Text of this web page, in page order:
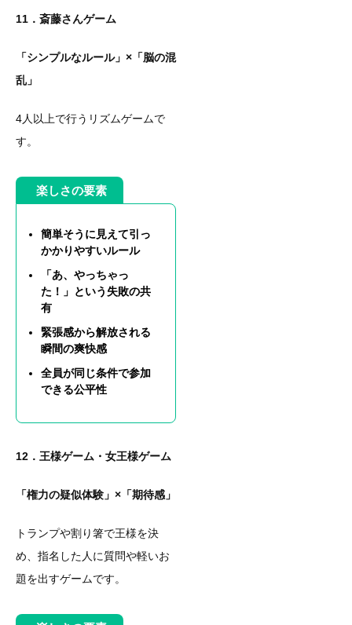
11．斎藤さんゲーム
「シンプルなルール」×「脳の混
乱」
4人以上で行うリズムゲームで
す。
楽しさの要素
簡単そうに見えて引っ
かかりやすいルール
「あ、やっちゃっ
た！」という失敗の共
有
緊張感から解放される
瞬間の爽快感
全員が同じ条件で参加
できる公平性
12．王様ゲーム・女王様ゲーム
「権力の疑似体験」×「期待感」
トランプや割り箸で王様を決
め、指名した人に質問や軽いお
題を出すゲームです。